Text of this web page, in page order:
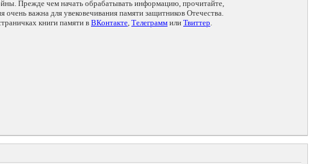
Прежде чем начать обрабатывать информацию, прочитайте,
важна для увековечивания памяти защитников Отечества.
книги памяти в ВКонтакте, Телеграмм или Твиттер.